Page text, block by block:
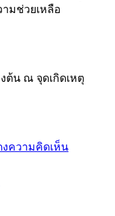
มช่วยเหลือ
ต้น ณ จุดเกิดเหตุ
ความคิดเห็น